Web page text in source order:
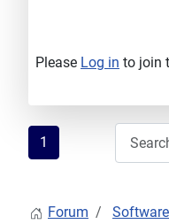
Please Log in to join
1
Forum